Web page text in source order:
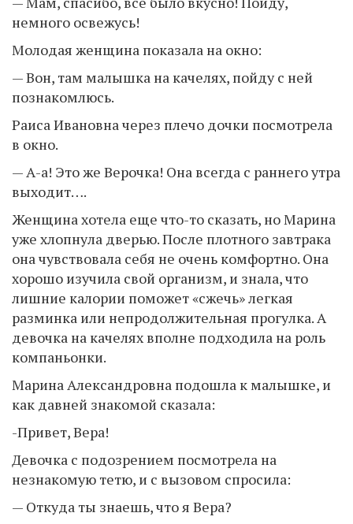
немного освежусь!
Молодая женщина показала на окно:
— Вон, там малышка на качелях, пойду с ней
познакомлюсь.
Раиса Ивановна через плечо дочки посмотрела
в окно.
— А-а! Это же Верочка! Она всегда с раннего утра
выходит….
Женщина хотела еще что-то сказать, но Марина
уже хлопнула дверью. После плотного завтрака
она чувствовала себя не очень комфортно. Она
хорошо изучила свой организм, и знала, что
лишние калории поможет «сжечь» легкая
разминка или непродолжительная прогулка. А
девочка на качелях вполне подходила на роль
компаньонки.
Марина Александровна подошла к малышке, и
как давней знакомой сказала:
-Привет, Вера!
Девочка с подозрением посмотрела на
незнакомую тетю, и с вызовом спросила:
— Откуда ты знаешь, что я Вера?